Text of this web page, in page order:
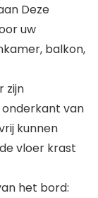
Deze
uw
balkon,
zijn
van
kunnen
vloer krast
het bord: